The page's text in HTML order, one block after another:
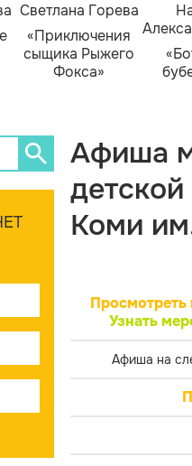
Светлана Горева
«Приключения
сыщика Рыжего
Фокса»
Афиша
Коми
Просмотреть
Узнать
Афиша на